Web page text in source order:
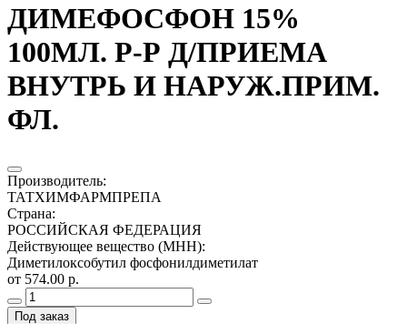
ДИМЕФОСФОН 15%
100МЛ. Р-Р Д/ПРИЕМА
ВНУТРЬ И НАРУЖ.ПРИМ.
ФЛ.
Производитель:
ТАТХИМФАРМПРЕПА
Страна:
РОССИЙСКАЯ ФЕДЕРАЦИЯ
Действующее вещество (МНН):
Диметилоксобутил фосфонилдиметилат
от 574.00 р.
Под заказ